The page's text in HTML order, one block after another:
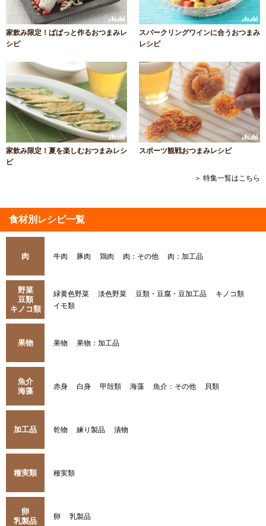
家飲み限定！ぱぱっと作るおつまみレ
シピ
スパークリングワインに合うおつまみ
レシピ
家飲み限定！夏を楽しむおつまみレシ
ピ
スポーツ観戦おつまみレシピ
＞ 特集一覧はこちら
食材別レシピ一覧
肉 牛肉 豚肉 鶏肉 肉：その他 肉：加工品
野菜
豆類
キノコ類
緑黄色野菜 淡色野菜 豆類・豆腐・豆加工品
キノコ類
イモ類
果物 果物 果物：加工品
魚介
海藻
赤身 白身 甲殻類 海藻 魚介：その他 貝類
加工品 乾物 練り製品 漬物
種実類 種実類
卵
乳製品
卵 乳製品